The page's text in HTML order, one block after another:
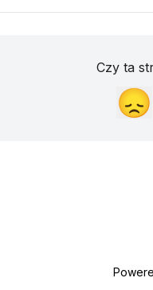
Czy ta
😞